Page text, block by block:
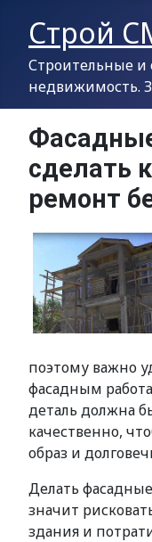
Строй
Строительные и
недвижимость.
сделать
ремонт
поэтому важно
фасадным
деталь должна
качественно,
образ и
Делать
значит
здания и